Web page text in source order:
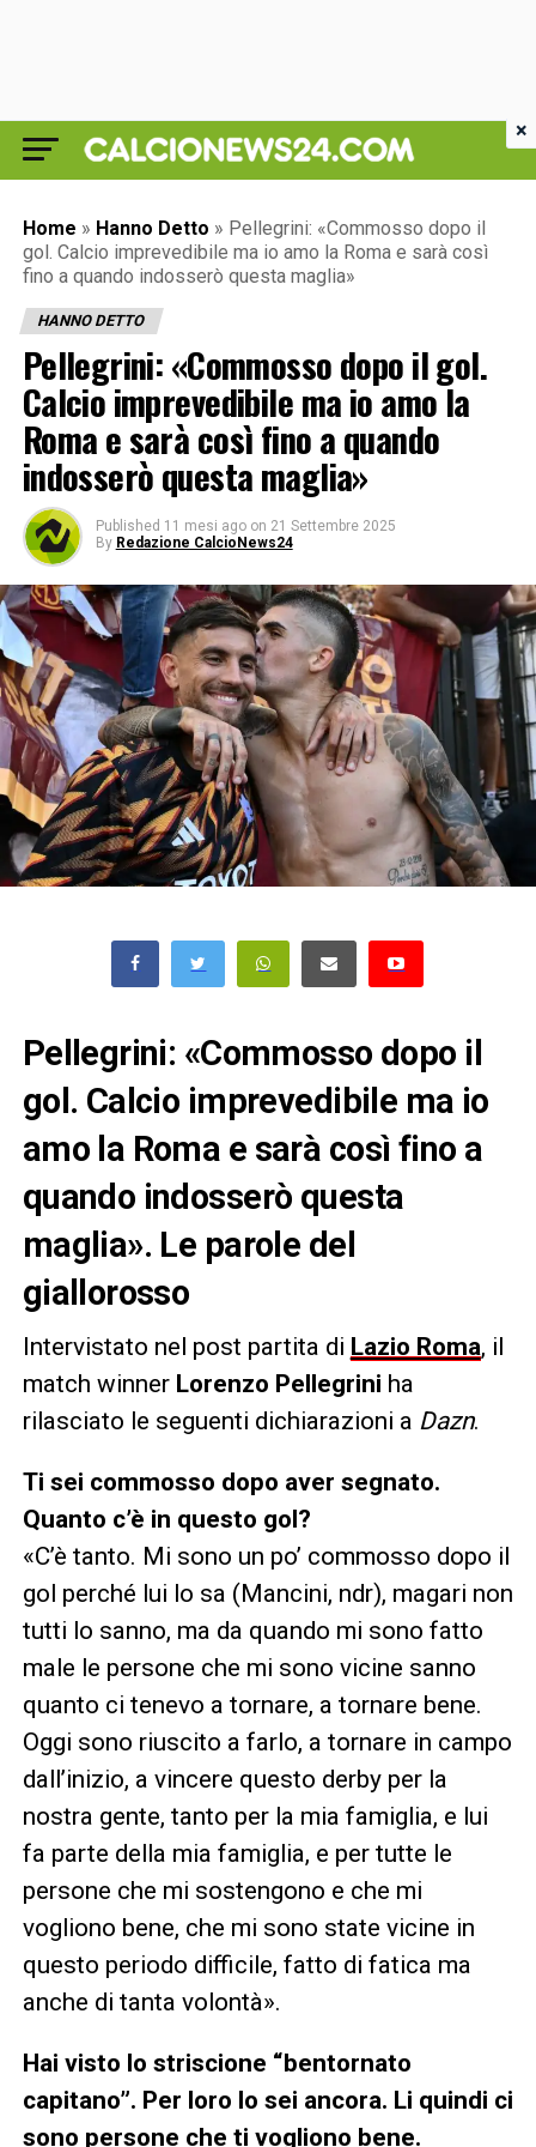
Home » Hanno Detto » Pellegrini: «Commosso dopo il
gol. Calcio imprevedibile ma io amo la Roma e sarà così
fino a quando indosserò questa maglia»
HANNO DETTO
Pellegrini: «Commosso dopo il gol.
Calcio imprevedibile ma io amo la
Roma e sarà così fino a quando
indosserò questa maglia»
Published 11 mesi ago on 21 Settembre 2025
By Redazione CalcioNews24
Pellegrini: «Commosso dopo il
gol. Calcio imprevedibile ma io
amo la Roma e sarà così fino a
quando indosserò questa
maglia». Le parole del
giallorosso
Intervistato nel post partita di Lazio Roma, il
match winner Lorenzo Pellegrini ha
rilasciato le seguenti dichiarazioni a Dazn.
Ti sei commosso dopo aver segnato.
Quanto c’è in questo gol?
«C’è tanto. Mi sono un po’ commosso dopo il
gol perché lui lo sa (Mancini, ndr), magari non
tutti lo sanno, ma da quando mi sono fatto
male le persone che mi sono vicine sanno
quanto ci tenevo a tornare, a tornare bene.
Oggi sono riuscito a farlo, a tornare in campo
dall’inizio, a vincere questo derby per la
nostra gente, tanto per la mia famiglia, e lui
fa parte della mia famiglia, e per tutte le
persone che mi sostengono e che mi
vogliono bene, che mi sono state vicine in
questo periodo difficile, fatto di fatica ma
anche di tanta volontà».
Hai visto lo striscione “bentornato
capitano”. Per loro lo sei ancora. Li quindi ci
sono persone che ti vogliono bene.
×